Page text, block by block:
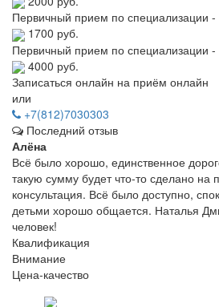
Первичный прием по специализации -
1700 руб.
Первичный прием по специализации
4000 руб.
Записаться онлайн на приём онлайн
или
+7(812)7030303
Последний отзыв
Алёна
Всё было хорошо, единственное
такую сумму будет что-то сделано на
консультация. Всё было доступно,
детьми хорошо общается. Наталья
человек!
Квалификация
Внимание
Цена-качество